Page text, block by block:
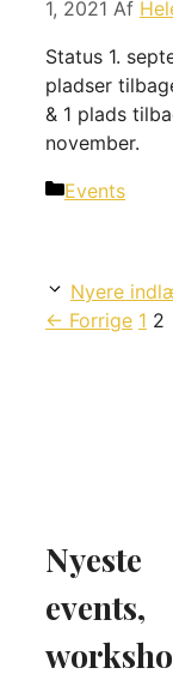
1, 2021 Af
Status 1.
pladser
& 1 plads
november.
Kategorier
Events
Nyere
← Forrige Page
1 2
Nyeste
events,